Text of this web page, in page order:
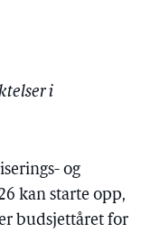
i
og
kan starte opp,
budsjettåret for